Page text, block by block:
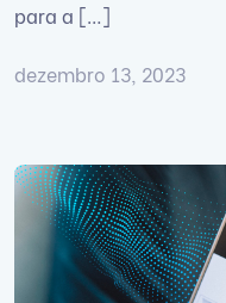
para a […]
dezembro 13, 2023